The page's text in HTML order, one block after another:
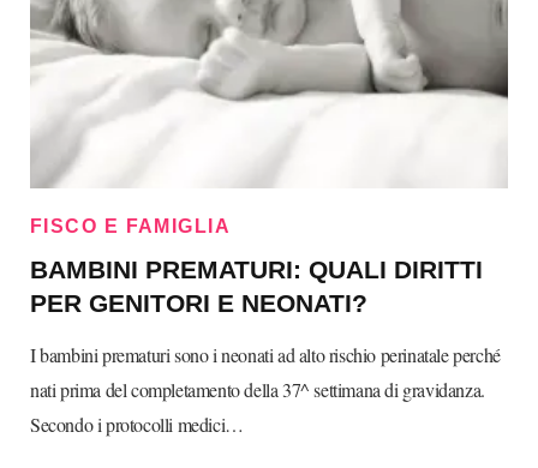
FISCO E FAMIGLIA
BAMBINI PREMATURI: QUALI DIRITTI
PER GENITORI E NEONATI?
I bambini prematuri sono i neonati ad alto rischio perinatale perché
nati prima del completamento della 37^ settimana di gravidanza.
Secondo i protocolli medici…